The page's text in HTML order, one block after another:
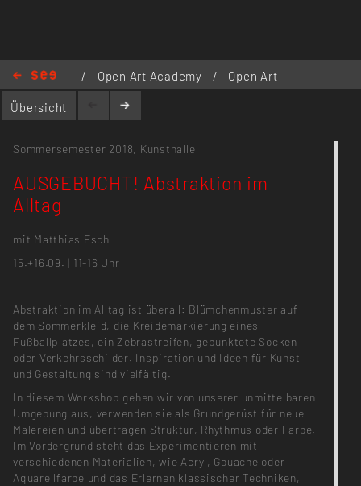
/ Open Art Academy /
Open Art
Academy 2018
Abstraktion im Alltag
Übersicht
Sommersemester 2018, Kunsthalle
AUSGEBUCHT! Abstraktion im
Alltag
mit Matthias Esch
15.+16.09. | 11-16 Uhr
Abstraktion im Alltag ist überall: Blümchenmuster auf
dem Sommerkleid, die Kreidemarkierung eines
Fußballplatzes, ein Zebrastreifen, gepunktete Socken
oder Verkehrsschilder. Inspiration und Ideen für Kunst
und Gestaltung sind vielfältig.
In diesem Workshop gehen wir von unserer unmittelbaren
Umgebung aus, verwenden sie als Grundgerüst für neue
Malereien und übertragen Struktur, Rhythmus oder Farbe.
Im Vordergrund steht das Experimentieren mit
verschiedenen Materialien, wie Acryl, Gouache oder
Aquarellfarbe und das Erlernen klassischer Techniken,